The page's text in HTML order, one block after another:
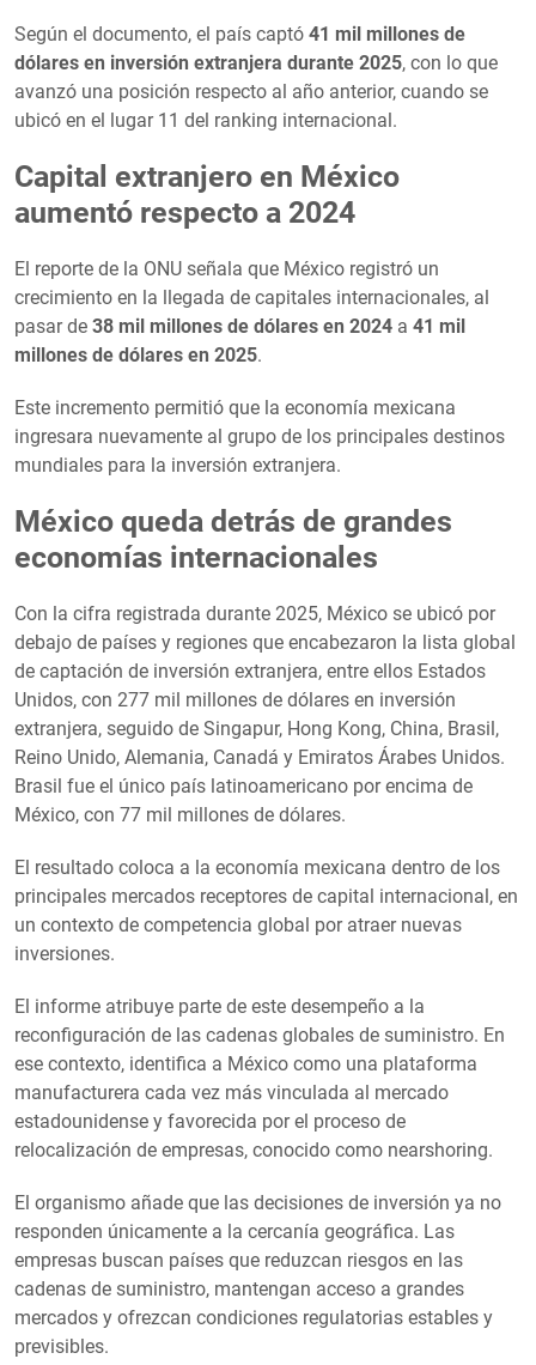
Según el documento, el país captó 41 mil millones de
dólares en inversión extranjera durante 2025, con lo que
avanzó una posición respecto al año anterior, cuando se
ubicó en el lugar 11 del ranking internacional.
Capital extranjero en México
aumentó respecto a 2024
El reporte de la ONU señala que México registró un
crecimiento en la llegada de capitales internacionales, al
pasar de 38 mil millones de dólares en 2024 a 41 mil
millones de dólares en 2025.
Este incremento permitió que la economía mexicana
ingresara nuevamente al grupo de los principales destinos
mundiales para la inversión extranjera.
México queda detrás de grandes
economías internacionales
Con la cifra registrada durante 2025, México se ubicó por
debajo de países y regiones que encabezaron la lista global
de captación de inversión extranjera, entre ellos Estados
Unidos, con 277 mil millones de dólares en inversión
extranjera, seguido de Singapur, Hong Kong, China, Brasil,
Reino Unido, Alemania, Canadá y Emiratos Árabes Unidos.
Brasil fue el único país latinoamericano por encima de
México, con 77 mil millones de dólares.
El resultado coloca a la economía mexicana dentro de los
principales mercados receptores de capital internacional, en
un contexto de competencia global por atraer nuevas
inversiones.
El informe atribuye parte de este desempeño a la
reconfiguración de las cadenas globales de suministro. En
ese contexto, identifica a México como una plataforma
manufacturera cada vez más vinculada al mercado
estadounidense y favorecida por el proceso de
relocalización de empresas, conocido como nearshoring.
El organismo añade que las decisiones de inversión ya no
responden únicamente a la cercanía geográfica. Las
empresas buscan países que reduzcan riesgos en las
cadenas de suministro, mantengan acceso a grandes
mercados y ofrezcan condiciones regulatorias estables y
previsibles.